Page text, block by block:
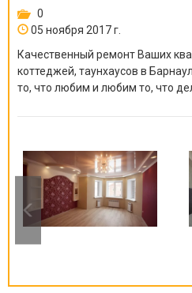
0
05 ноября 2017 г.
Качественный ремонт Ваших
коттеджей, таунхаусов в
то, что любим и любим то, что